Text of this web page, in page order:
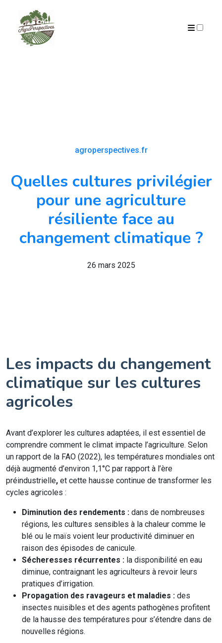
agroperspectives.fr
Quelles cultures privilégier
pour une agriculture
résiliente face au
changement climatique ?
26 mars 2025
Les impacts du changement
climatique sur les cultures
agricoles
Avant d’explorer les cultures adaptées, il est essentiel de
comprendre comment le climat impacte l’agriculture. Selon
un rapport de la FAO (2022), les températures mondiales ont
déjà augmenté d’environ 1,1°C par rapport à l’ère
préindustrielle, et cette hausse continue de transformer les
cycles agricoles :
Diminution des rendements : dans de nombreuses
régions, les cultures sensibles à la chaleur comme le
blé ou le maïs voient leur productivité diminuer en
raison des épisodes de canicule.
Sécheresses récurrentes : la disponibilité en eau
diminue, contraignant les agriculteurs à revoir leurs
pratiques d’irrigation.
Propagation des ravageurs et maladies : des
insectes nuisibles et des agents pathogènes profitent
de la hausse des températures pour s’étendre dans de
nouvelles régions.